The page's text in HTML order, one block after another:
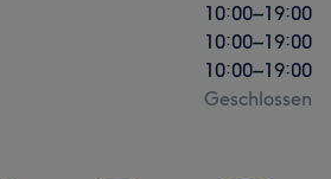
10:00–19:00
10:00–19:00
10:00–19:00
Geschlossen